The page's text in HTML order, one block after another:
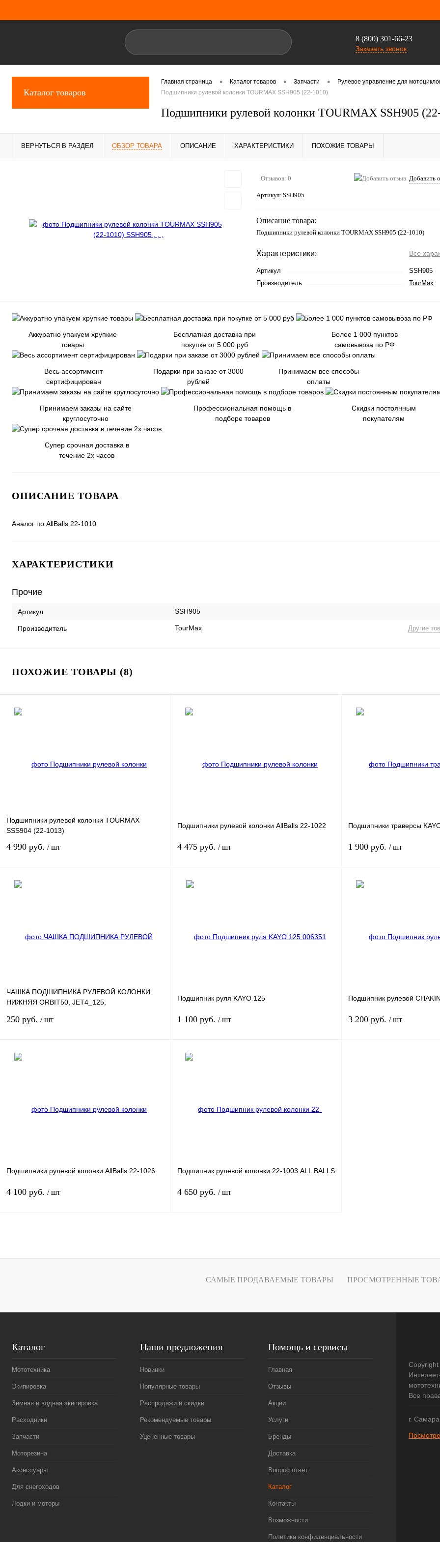
8 (800) 301-66-23
Заказать звонок
Каталог товаров
Главная страница • Каталог товаров • Запчасти •
Рулевое управление для
Подшипники рулевой колонки TOURMAX SSH905 (22-1010)
Подшипники рулевой колонки TOURMAX SSH905
ВЕРНУТЬСЯ В РАЗДЕЛ ОБЗОР ТОВАРА ОПИСАНИЕ ХАРАКТЕРИСТИКИ ПОХОЖИЕ ТОВАРЫ
Отзывов: 0 Добавить
Артикул: SSH905
Описание товара:
Подшипники рулевой колонки TOURMAX SSH905 (22-1010)
Характеристики: Все
Артикул
SSH905
Производитель
TourMax
Аккуратно упакуем хрупкие
товары
Бесплатная доставка при
покупке от 5 000 руб
Более 1 000 пунктов
самовывоза по РФ
Весь ассортимент
сертифицирован
Подарки при заказе от 3000
рублей
Принимаем все способы
оплаты
Принимаем заказы на сайте
круглосуточно
Профессиональная помощь в
подборе товаров
Скидки постоянным
покупателям
Супер срочная доставка в
течение 2х часов
ОПИСАНИЕ ТОВАРА
Аналог по AllBalls 22-1010
ХАРАКТЕРИСТИКИ
Прочие
Артикул SSH905
Производитель TourMax Другие
ПОХОЖИЕ ТОВАРЫ (8)
Подшипники рулевой колонки TOURMAX
SSS904 (22-1013)
4 990 руб. / шт
наличии
Подшипники рулевой колонки AllBalls 22-1022
4 475 руб. / шт
наличии
Подшипники траверсы
1 900 руб. / шт
ЧАШКА ПОДШИПНИКА РУЛЕВОЙ КОЛОНКИ
НИЖНЯЯ ORBIT50, JET4_125,
SYMPHONY12
250 руб. / шт
наличии
Подшипник руля KAYO 125
1 100 руб. / шт
наличии
Подшипник рулевой
3 200 руб. / шт
Подшипники рулевой колонки AllBalls 22-1026
4 100 руб. / шт
Купить в 1 клик К сравнению
Подшипник рулевой колонки 22-1003 ALL BALLS
4 650 руб. / шт
Купить в 1 клик К сравнению
САМЫЕ ПРОДАВАЕМЫЕ ТОВАРЫ ПРОСМОТРЕННЫЕ
Каталог
Мототехника
Экипировка
Зимняя и водная экипировка
Расходники
Запчасти
Моторезина
Аксессуары
Для снегоходов
Лодки и моторы
Наши предложения
Новинки
Популярные товары
Распродажи и скидки
Рекомендуемые товары
Уцененные товары
Помощь и сервисы
Главная
Отзывы
Акции
Услуги
Бренды
Доставка
Вопрос ответ
Каталог
Контакты
Возможности
Политика конфиденциальности
Все
г.